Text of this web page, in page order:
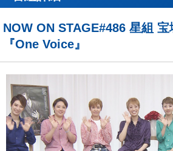
NOW ON STAGE#486 星組
『One Voice』